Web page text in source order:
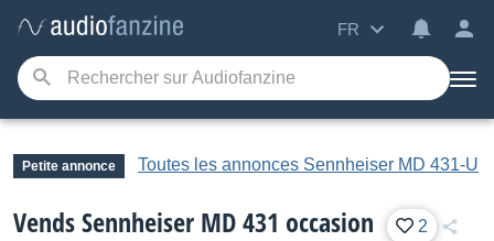
FR
Petite annonce Toutes les annonces Sennheiser MD 431-U
Vends Sennheiser MD 431 occasion 2